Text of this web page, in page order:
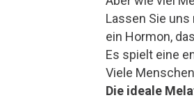
Lassen Sie
ein Hormon,
Es spielt eine
Viele
Die ideale